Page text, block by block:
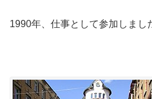
1990年、仕事として参加しまし